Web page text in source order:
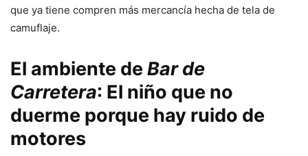
que ya tiene compren más mercancía hecha de tela de
camuflaje.
El ambiente de Bar de
Carretera: El niño que no
duerme porque hay ruido de
motores